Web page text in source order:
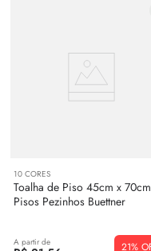
10CORES
Toalha de Piso 45cm x 70cm
Pisos Pezinhos Buettner
A partir de 21%